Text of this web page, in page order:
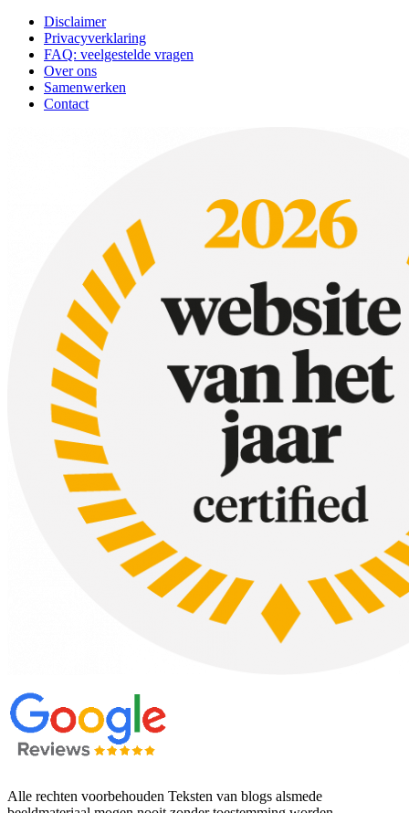
Disclaimer
Privacyverklaring
FAQ: veelgestelde vragen
Over ons
Samenwerken
Contact
Alle rechten voorbehouden Teksten van blogs alsmede